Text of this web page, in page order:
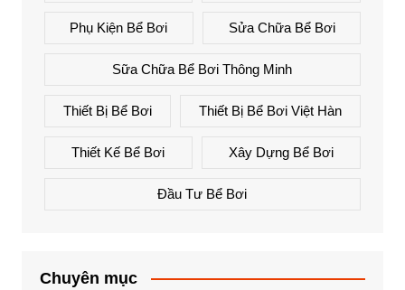
Phụ Kiện Bể Bơi Sửa Chữa Bể Bơi
Sữa Chữa Bể Bơi Thông Minh
Thiết Bị Bể Bơi Thiết Bị Bể Bơi Việt Hàn
Thiết Kế Bể Bơi Xây Dựng Bể Bơi
Đầu Tư Bể Bơi
Chuyên mục